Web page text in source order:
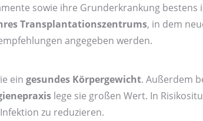
sowie ihre Grund­erkrankung
Transplantationszentrums, in dem
angegeben werden.
ein gesundes Körper­gewicht. Außerdem
lege sie großen Wert. In
zu reduzieren.